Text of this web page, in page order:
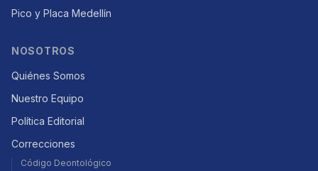
Pico y Placa Medellín
NOSOTROS
Quiénes Somos
Nuestro Equipo
Política Editorial
Correcciones
Código Deontológico